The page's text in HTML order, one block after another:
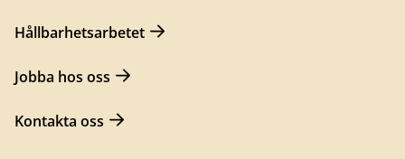
Hållbarhetsarbetet
Jobba hos oss
Kontakta oss